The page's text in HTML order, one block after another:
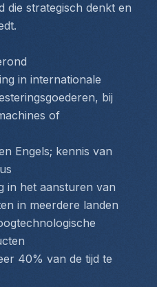
die strategisch denkt en
in internationale
bij
of
Engels; kennis van
in het aansturen van
in meerdere landen
40% van de tijd te